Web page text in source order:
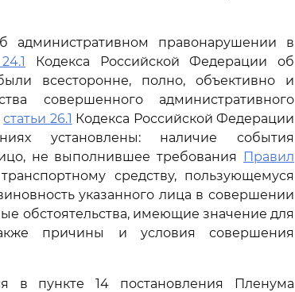
административном правонарушении в
Кодекса Российской Федерации об
всесторонне, полно, объективно и
совершенного административного
статьи 26.1 Кодекса Российской Федерации
установлены: наличие события
не выполнившее требования
Правил
средству, пользующемуся
указанного лица в совершении
обстоятельства, имеющие значение для
причины и условия совершения
в пункте 14 постановления Пленума